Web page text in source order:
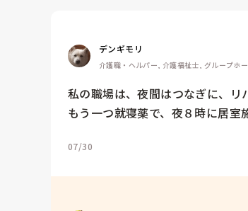
デンギモリ
介護職・ヘルパー, 介護福祉士, グループホ
私の職場は、夜間はつなぎに、
もう一つ就寝薬で、夜８時に居室
07/30